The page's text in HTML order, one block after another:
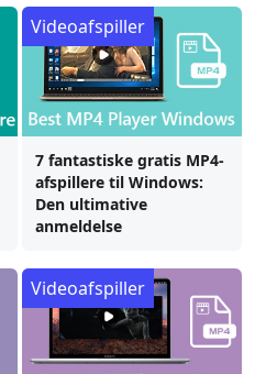
7 fantastiske gratis MP4-
afspillere til Windows:
Den ultimative
anmeldelse
Videoafspiller
Videoafspiller